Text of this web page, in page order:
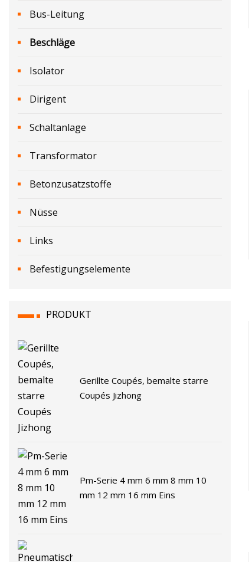
Bus-Leitung
Beschläge
Isolator
Dirigent
Schaltanlage
Transformator
Betonzusatzstoffe
Nüsse
Links
Befestigungselemente
PRODUKT
Gerillte Coupés, bemalte starre
Coupés Jizhong
Pm-Serie 4 mm 6 mm 8 mm 10
mm 12 mm 16 mm Eins